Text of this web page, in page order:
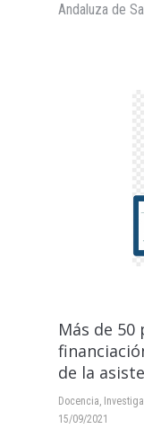
Andaluza de
Más de
de la
Docencia,
15/09/2021